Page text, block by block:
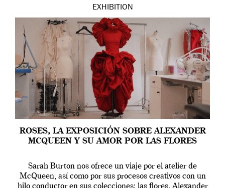
EXHIBITION
ROSES, LA EXPOSICIÓN SOBRE ALEXANDER
MCQUEEN Y SU AMOR POR LAS FLORES
Sarah Burton nos ofrece un viaje por el atelier de
McQueen, así como por sus procesos creativos con un